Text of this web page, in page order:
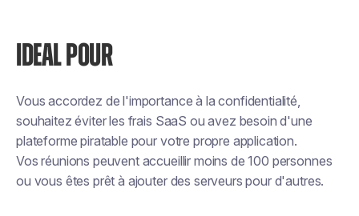
IDEAL POUR
Vous accordez de l'importance à la confidentialité,
souhaitez éviter les frais SaaS ou avez besoin d'une
plateforme piratable pour votre propre application.
Vos réunions peuvent accueillir moins de 100 personnes
ou vous êtes prêt à ajouter des serveurs pour d'autres.